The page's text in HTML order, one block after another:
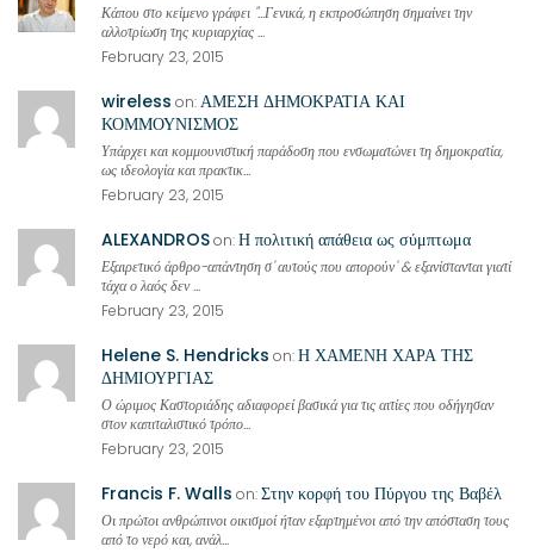
Κάπου στο κείμενο γράφει "...Γενικά, η εκπροσώπηση σημαίνει την
αλλοτρίωση της κυριαρχίας ...
February 23, 2015
wireless on:ΑΜΕΣΗ ΔΗΜΟΚΡΑΤΙΑ ΚΑΙ
ΚΟΜΜΟΥΝΙΣΜΟΣ
Υπάρχει και κομμουνιστική παράδοση που ενσωματώνει τη δημοκρατία,
ως ιδεολογία και πρακτικ...
February 23, 2015
ALEXANDROSon:Η πολιτική απάθεια ως σύμπτωμα
Εξαιρετικό άρθρο-απάντηση σ' αυτούς που απορούν' & εξανίστανται γιατί
τάχα ο λαός δεν ...
February 23, 2015
Helene S. Hendricks on:Η ΧΑΜΕΝΗ ΧΑΡΑ ΤΗΣ
ΔΗΜΙΟΥΡΓΙΑΣ
Ο ώριμος Καστοριάδης αδιαφορεί βασικά για τις αιτίες που οδήγησαν
στον καπιταλιστικό τρόπο...
February 23, 2015
Francis F. Walls on:Στην κορφή του Πύργου της Βαβέλ
Οι πρώτοι ανθρώπινοι οικισμοί ήταν εξαρτημένοι από την απόσταση τους
από το νερό και, ανάλ...